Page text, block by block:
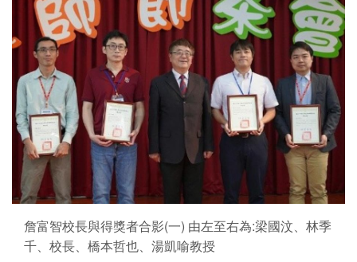
詹富智校長與得獎者合影(一) 由左至右為:梁國汶、林季
千、校長、橋本哲也、湯凱喻教授